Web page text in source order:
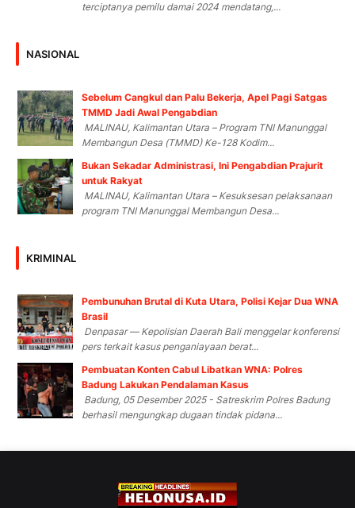
terciptanya pemilu damai 2024 mendatang,...
NASIONAL
Sebelum Cangkul dan Palu Bekerja, Apel Pagi Satgas
TMMD Jadi Awal Pengabdian
MALINAU, Kalimantan Utara – Program TNI Manunggal
Membangun Desa (TMMD) Ke-128 Kodim...
Bukan Sekadar Administrasi, Ini Pengabdian Prajurit
untuk Rakyat
MALINAU, Kalimantan Utara – Kesuksesan pelaksanaan
program TNI Manunggal Membangun Desa...
KRIMINAL
Pembunuhan Brutal di Kuta Utara, Polisi Kejar Dua WNA
Brasil
Denpasar — Kepolisian Daerah Bali menggelar konferensi
pers terkait kasus penganiayaan berat...
Pembuatan Konten Cabul Libatkan WNA: Polres
Badung Lakukan Pendalaman Kasus
Badung, 05 Desember 2025 - Satreskrim Polres Badung
berhasil mengungkap dugaan tindak pidana...